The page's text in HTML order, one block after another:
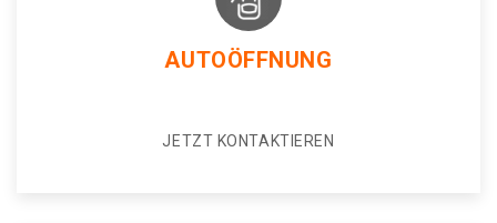
AUTOÖFFNUNG
JETZT KONTAKTIEREN